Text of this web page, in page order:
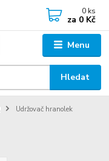
Menu
Hledat
0 ks
za 0 Kč
Udržovač hranolek